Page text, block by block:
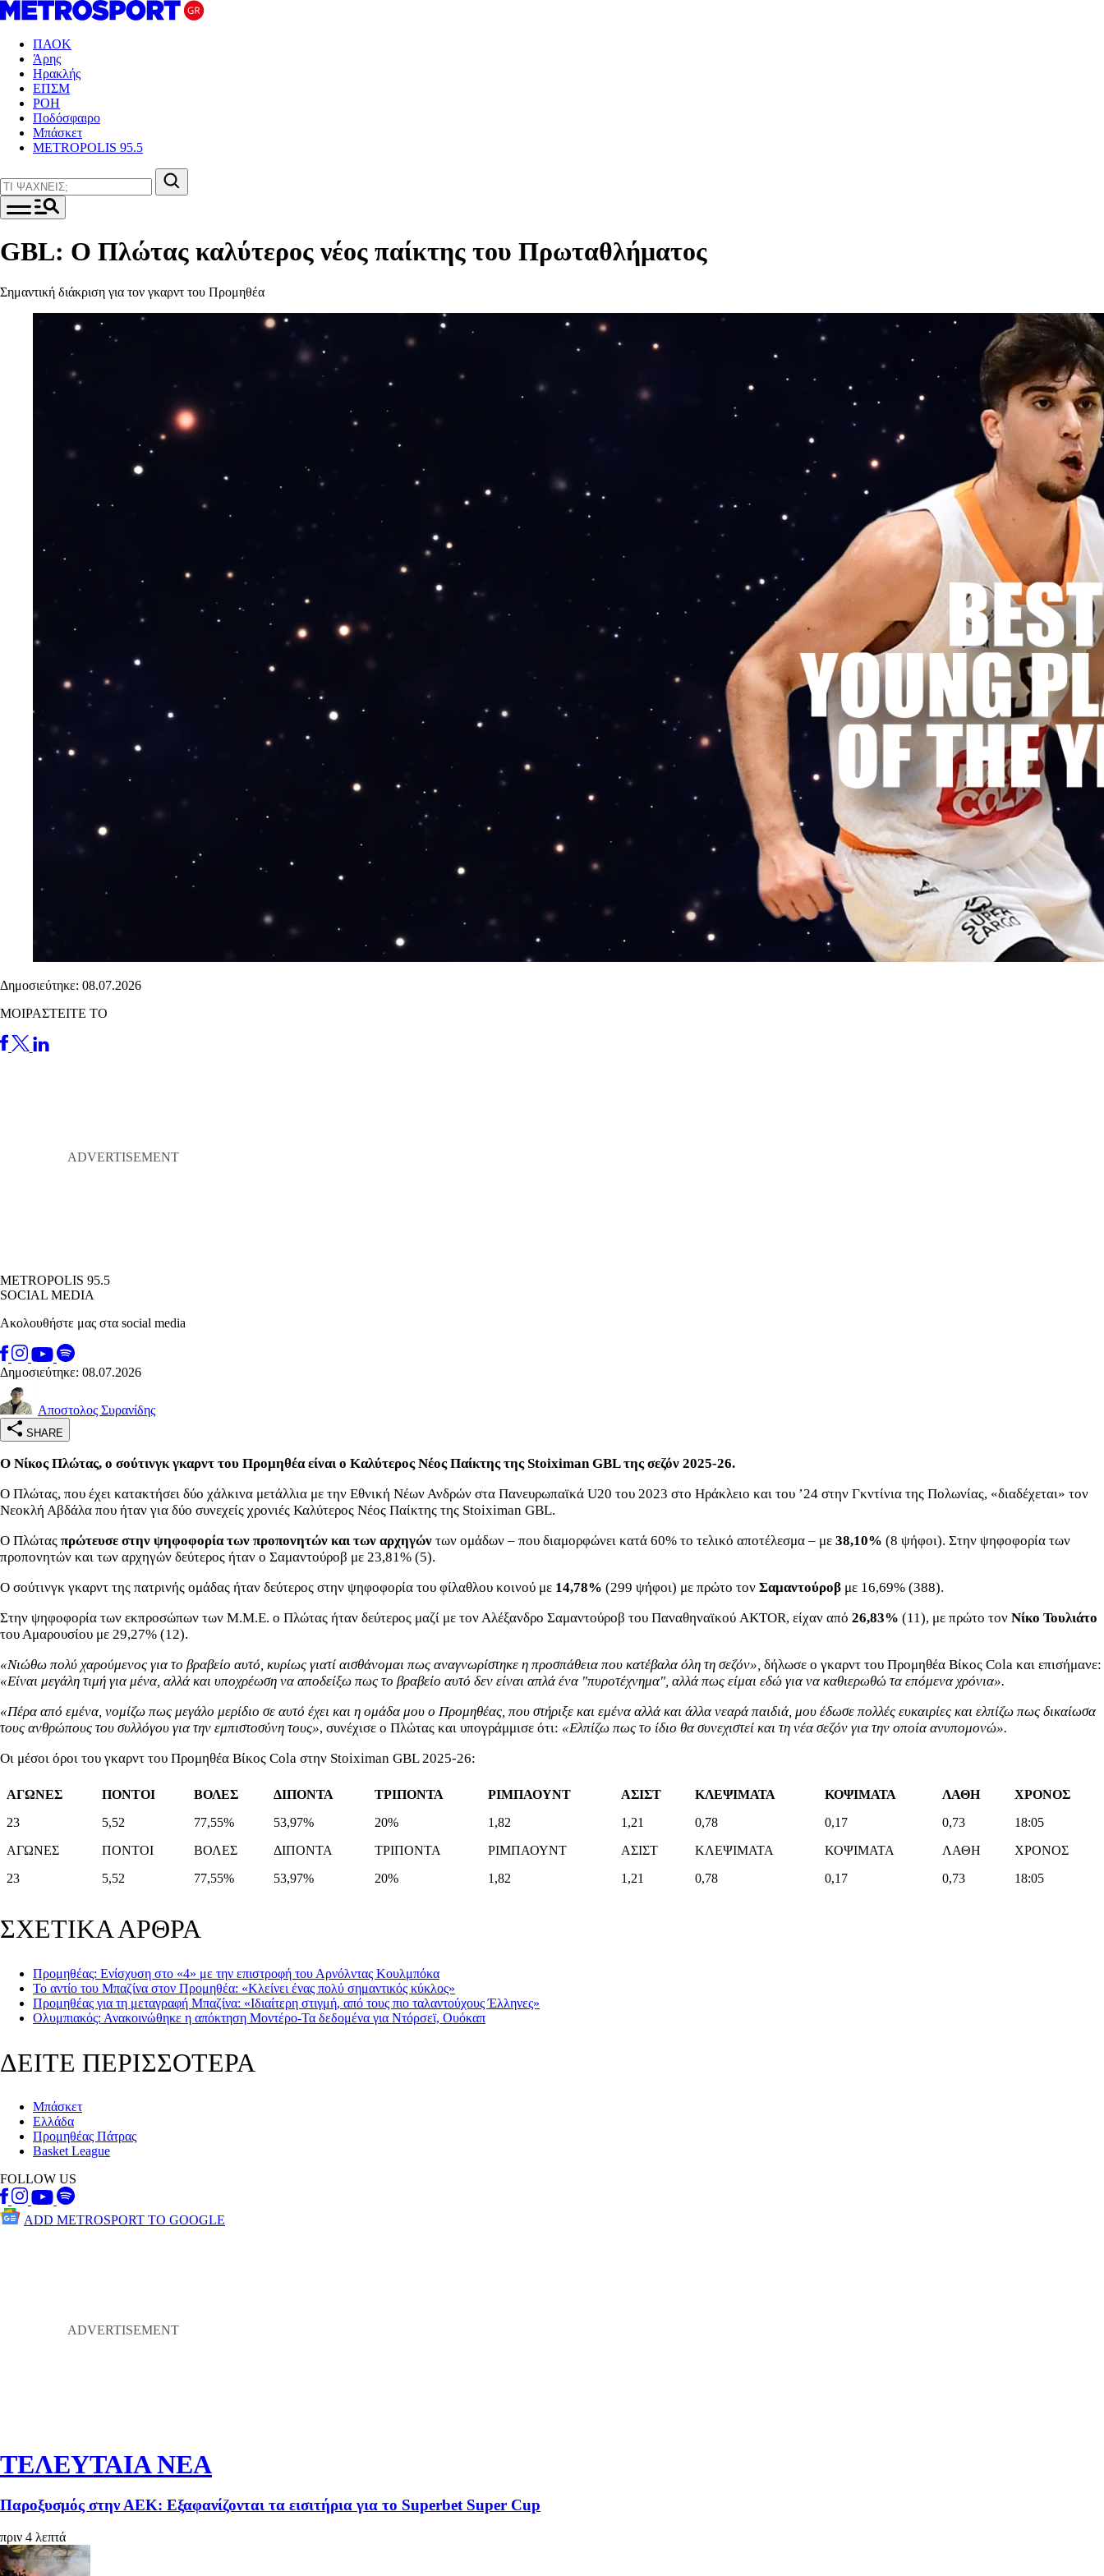
ΠΑΟΚ
Άρης
Ηρακλής
ΕΠΣΜ
ΡΟΗ
Ποδόσφαιρο
Μπάσκετ
METROPOLIS 95.5
GBL: Ο Πλώτας καλύτερος νέος παίκτης του Πρωταθλήματος
Σημαντική διάκριση για τον γκαρντ του Προμηθέα
Δημοσιεύτηκε: 08.07.2026
ΜΟΙΡΑΣΤΕΙΤΕ ΤΟ
METROPOLIS 95.5
SOCIAL MEDIA
Ακολουθήστε μας στα social media
Δημοσιεύτηκε: 08.07.2026
Αποστολος Συρανίδης
SHARE
Ο Νίκος Πλώτας, ο σούτινγκ γκαρντ του Προμηθέα είναι ο Καλύτερος Νέος Παίκτης της Stoiximan GBL της σεζόν 2025-26.
Ο Πλώτας, που έχει κατακτήσει δύο χάλκινα μετάλλια με την Εθνική Νέων Ανδρών στα Πανευρωπαϊκά U20 του 2023 στο Ηράκλειο και του ’24 στην Γκντίνια της Πολωνίας, «διαδέχεται» τον
Νεοκλή Αβδάλα που ήταν για δύο συνεχείς χρονιές Καλύτερος Νέος Παίκτης της Stoiximan GBL.
Ο Πλώτας πρώτευσε στην ψηφοφορία των προπονητών και των αρχηγών των ομάδων – που διαμορφώνει κατά 60% το τελικό αποτέλεσμα – με 38,10% (8 ψήφοι). Στην ψηφοφορία των
προπονητών και των αρχηγών δεύτερος ήταν ο Σαμαντούροβ με 23,81% (5).
Ο σούτινγκ γκαρντ της πατρινής ομάδας ήταν δεύτερος στην ψηφοφορία του φίλαθλου κοινού με 14,78% (299 ψήφοι) με πρώτο τον Σαμαντούροβ με 16,69% (388).
Στην ψηφοφορία των εκπροσώπων των Μ.Μ.Ε. ο Πλώτας ήταν δεύτερος μαζί με τον Αλέξανδρο Σαμαντούροβ του Παναθηναϊκού AKTOR, είχαν από 26,83% (11), με πρώτο τον Νίκο Τουλιάτο
του Αμαρουσίου με 29,27% (12).
«Νιώθω πολύ χαρούμενος για το βραβείο αυτό, κυρίως γιατί αισθάνομαι πως αναγνωρίστηκε η προσπάθεια που κατέβαλα όλη τη σεζόν», δήλωσε ο γκαρντ του Προμηθέα Βίκος Cola και επισήμανε:
«Είναι μεγάλη τιμή για μένα, αλλά και υποχρέωση να αποδείξω πως το βραβείο αυτό δεν είναι απλά ένα "πυροτέχνημα", αλλά πως είμαι εδώ για να καθιερωθώ τα επόμενα χρόνια».
«Πέρα από εμένα, νομίζω πως μεγάλο μερίδιο σε αυτό έχει και η ομάδα μου ο Προμηθέας, που στήριξε και εμένα αλλά και άλλα νεαρά παιδιά, μου έδωσε πολλές ευκαιρίες και ελπίζω πως δικαίωσα
τους ανθρώπους του συλλόγου για την εμπιστοσύνη τους», συνέχισε ο Πλώτας και υπογράμμισε ότι: «Ελπίζω πως το ίδιο θα συνεχιστεί και τη νέα σεζόν για την οποία ανυπομονώ».
Οι μέσοι όροι του γκαρντ του Προμηθέα Βίκος Cola στην Stoiximan GBL 2025-26:
ΑΓΩΝΕΣ ΠΟΝΤΟΙ ΒΟΛΕΣ ΔΙΠΟΝΤΑ ΤΡΙΠΟΝΤΑ ΡΙΜΠΑΟΥΝΤ ΑΣΙΣΤ ΚΛΕΨΙΜΑΤΑ ΚΟΨΙΜΑΤΑ ΛΑΘΗ
ΧΡΟΝΟΣ
23
5,52 77,55% 53,97% 20% 1,82 1,21 0,78 0,17 0,73
18:05
ΑΓΩΝΕΣ
ΠΟΝΤΟΙ ΒΟΛΕΣ ΔΙΠΟΝΤΑ ΤΡΙΠΟΝΤΑ ΡΙΜΠΑΟΥΝΤ ΑΣΙΣΤ ΚΛΕΨΙΜΑΤΑ ΚΟΨΙΜΑΤΑ ΛΑΘΗ
ΧΡΟΝΟΣ
23
5,52 77,55% 53,97% 20% 1,82 1,21 0,78 0,17 0,73 18:05
ΣΧΕΤΙΚΑ ΑΡΘΡΑ
Προμηθέας: Ενίσχυση στο «4» με την επιστροφή του Αρνόλντας Κουλμπόκα
Το αντίο του Μπαζίνα στον Προμηθέα: «Κλείνει ένας πολύ σημαντικός κύκλος»
Προμηθέας για τη μεταγραφή Μπαζίνα: «Ιδιαίτερη στιγμή, από τους πιο ταλαντούχους Έλληνες»
Ολυμπιακός: Ανακοινώθηκε η απόκτηση Μοντέρο-Τα δεδομένα για Ντόρσεϊ, Ουόκαπ
ΔΕΙΤΕ ΠΕΡΙΣΣΟΤΕΡΑ
Μπάσκετ
Ελλάδα
Προμηθέας Πάτρας
Basket League
FOLLOW US
ADD METROSPORT TO GOOGLE
ΤΕΛΕΥΤΑΙΑ ΝΕΑ
Παροξυσμός στην ΑΕΚ: Εξαφανίζονται τα εισιτήρια για το Superbet Super Cup
πριν 4 λεπτά